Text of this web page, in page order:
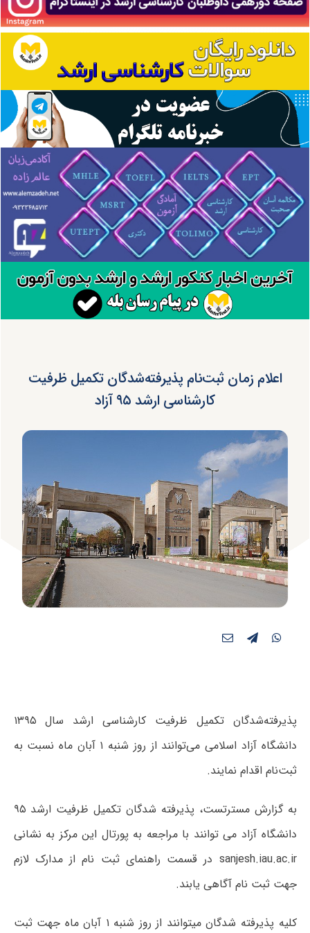
اعلام زمان ثبت‌نام پذیرفته‌شدگان تکمیل ظرفیت
کارشناسی ارشد ۹۵ آزاد
پذیرفته‌شدگان تکمیل ظرفیت کارشناسی ارشد سال ۱۳۹۵
دانشگاه آزاد اسلامی می‌توانند از روز شنبه ۱ آبان ماه نسبت به
ثبت‌نام اقدام نمایند.
به گزارش مسترتست، پذیرفته شدگان تکمیل ظرفیت ارشد ۹۵
دانشگاه آزاد می توانند با مراجعه به پورتال این مرکز به نشانی
sanjesh.iau.ac.ir در قسمت راهنمای ثبت نام از مدارک لازم
جهت ثبت نام آگاهی یابند.
کلیه پذیرفته شدگان میتوانند از روز شنبه ۱ آبان ماه جهت ثبت